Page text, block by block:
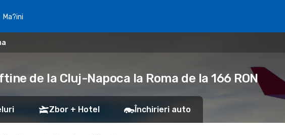
Ma?ini
de la Cluj-Napoca la Roma de la 166 RON
Zbor + Hotel Închirieri auto